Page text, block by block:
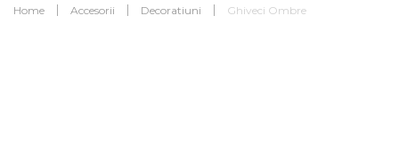
Home Accesorii Decoratiuni Ghiveci Ombre